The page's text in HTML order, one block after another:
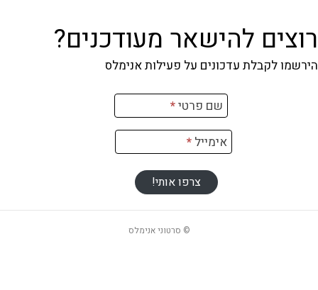
רוצים להישאר מעודכנים?
הירשמו לקבלת עדכונים על פעילות אנימלס
שם פרטי*
אימייל *
צרפו אותי!
© סרטוני אנימלס